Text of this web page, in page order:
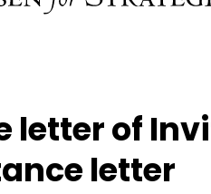
letter of
letter